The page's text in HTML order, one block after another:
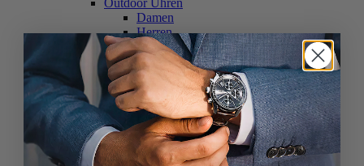
Outdoor Uhren
Damen
Herren
Schweizer Uhren
Damen
Herren
Skelettuhren
Damen
Herren
Smartwatches
Damen
Herren